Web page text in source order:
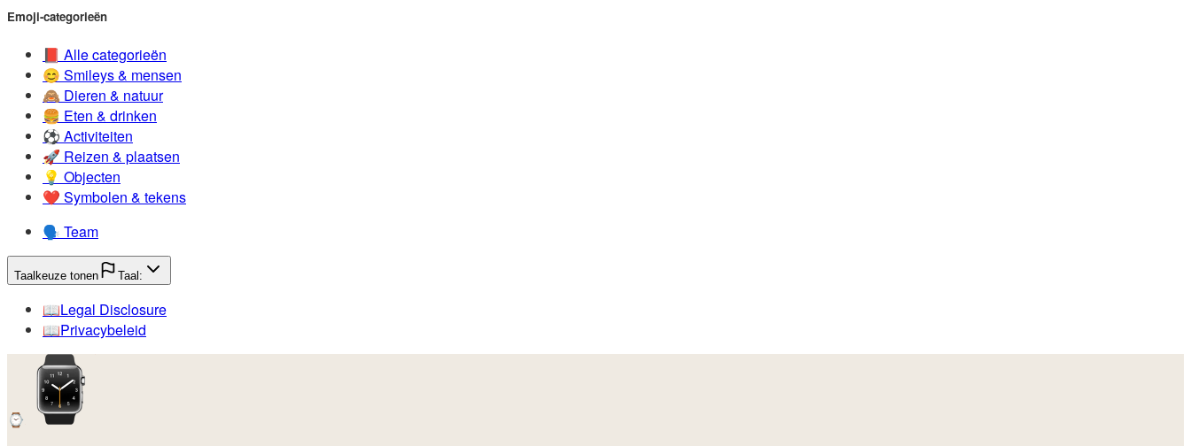
Emoji-categorieën
📕️ Alle categorieën
😊️ Smileys & mensen
🙈️ Dieren & natuur
🍔️ Eten & drinken
⚽️ Activiteiten
🚀️ Reizen & plaatsen
💡️ Objecten
❤️ Symbolen & tekens
🗣️ Team
Taalkeuze tonen Taal:
📖️Legal Disclosure
📖️Privacybeleid
⌚